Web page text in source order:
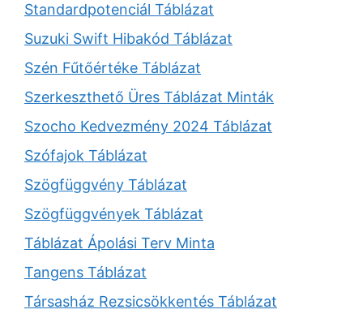
Standardpotenciál Táblázat
Suzuki Swift Hibakód Táblázat
Szén Fűtőértéke Táblázat
Szerkeszthető Üres Táblázat Minták
Szocho Kedvezmény 2024 Táblázat
Szófajok Táblázat
Szögfüggvény Táblázat
Szögfüggvények Táblázat
Táblázat Ápolási Terv Minta
Tangens Táblázat
Társasház Rezsicsökkentés Táblázat